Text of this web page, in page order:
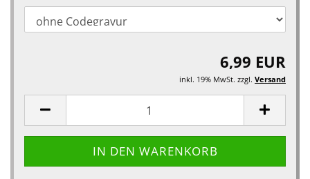
6,99 EUR
inkl. 19% MwSt. zzgl. Versand